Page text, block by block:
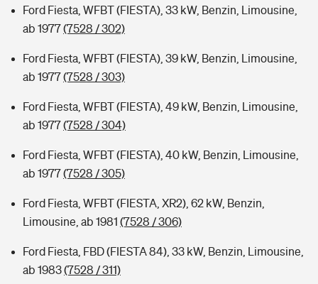
Ford Fiesta, WFBT (FIESTA), 33 kW, Benzin, Limousine,
ab 1977(7528 / 302)
Ford Fiesta, WFBT (FIESTA), 39 kW, Benzin, Limousine,
ab 1977(7528 / 303)
Ford Fiesta, WFBT (FIESTA), 49 kW, Benzin, Limousine,
ab 1977(7528 / 304)
Ford Fiesta, WFBT (FIESTA), 40 kW, Benzin, Limousine,
ab 1977(7528 / 305)
Ford Fiesta, WFBT (FIESTA, XR2), 62 kW, Benzin,
Limousine, ab 1981 (7528 / 306)
Ford Fiesta, FBD (FIESTA 84), 33 kW, Benzin, Limousine,
ab 1983(7528 / 311)